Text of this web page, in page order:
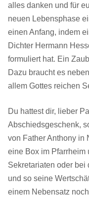
alles danken und für
neuen Lebensphase
einen Anfang, indem
Dichter Hermann
formuliert hat. Ein
Dazu braucht es
allem Gottes reichen
Du hattest dir, lieber
Abschiedsgeschenk,
von Father Anthony in
eine Box im Pfarrheim
Sekretariaten oder bei
und so seine
einem Nebensatz